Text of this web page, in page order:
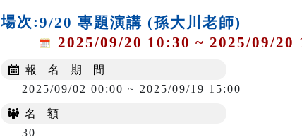
場次:9/20 專題演講 (孫大川老師)
2025/09/20 10:30 ~ 2025/09/20
報 名 期 間
2025/09/02 00:00 ~ 2025/09/19 15:00
名 額
30